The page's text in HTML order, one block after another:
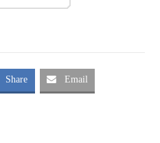
Share Email